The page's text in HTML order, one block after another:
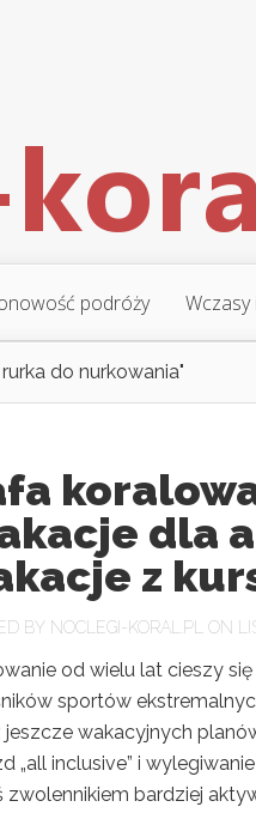
podróży
do nurkowania"
dla
z
BY NOCLEGI-KORAL.PL ON
od wielu lat cieszy
sportów
jeszcze wakacyjnych
„all inclusive” i
zwolennikiem bardziej